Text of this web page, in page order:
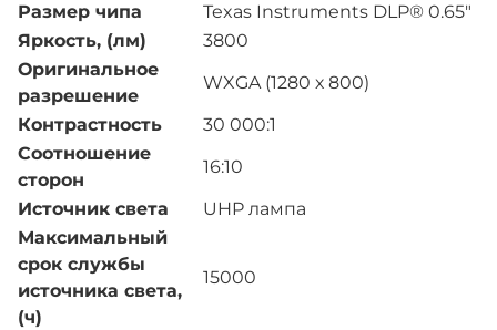
Размер чипа
Texas Instruments DLP® 0.65"
Яркость, (лм)
3800
Оригинальное
разрешение
WXGA (1280 х 800)
Контрастность
30 000:1
Соотношение
сторон
16:10
Источник света
UHP лампа
Максимальный
срок службы
источника света,
(ч)
15000